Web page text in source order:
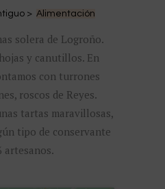
> Alimentación
solera de Logroño.
y canutillos. En
con turrones
roscos de Reyes.
tartas maravillosas,
tipo de conservante
artesanos.